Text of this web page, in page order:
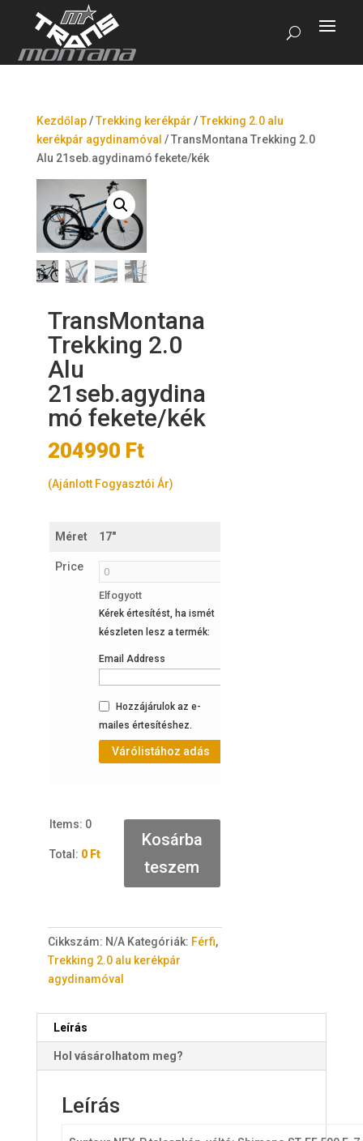
Kezdőlap/Trekking kerékpár /Trekking 2.0 alu
kerékpár agydinamóval /TransMontana Trekking 2.0
Alu 21seb.agydinamó fekete/kék
TransMontana
Trekking 2.0
Alu
21seb.agydina
mó fekete/kék
204990 Ft
(Ajánlott Fogyasztói Ár)
Méret 17"
Price
Elfogyott
Kérek értesítést, ha ismét
készleten lesz a termék:
Email Address
Hozzájárulok az e-
mailes értesítéshez.
Várólistához adás
Items: 0
Total : 0 Ft
e
m
s
.
o
u
Kosárba
teszem
Cikkszám: N/A Kategóriák: Férfi,
Trekking 2.0 alu kerékpár
agydinamóval
Leírás
Hol vásárolhatom meg?
Leírás